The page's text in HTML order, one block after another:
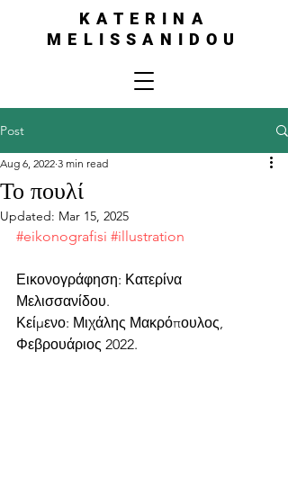
KATERINA
MELISSANIDOU
Post
Το πουλί
Aug 6, 2022 3 min read
Updated: Mar 15, 2025
#eikonografisi #illustration
Εικονογράφηση: Κατερίνα
Μελισσανίδου.
Κείμενο: Μιχάλης Μακρόπουλος,
Φεβρουάριος 2022.